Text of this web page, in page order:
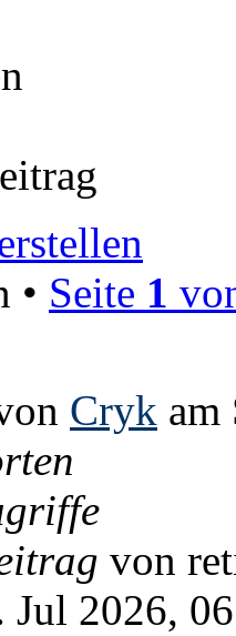
• Seite 1
Cryk am
von
Jul 2026,